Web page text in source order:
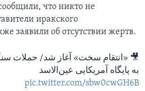
что никто не
иракского
заявили об отсутствии жертв.
🎥 «انتقام سخت» آغاز شد/ حملات
به پایگاه آمریکایی عین‌الاسد
pic.twitter.com/sbw0cwGH6B